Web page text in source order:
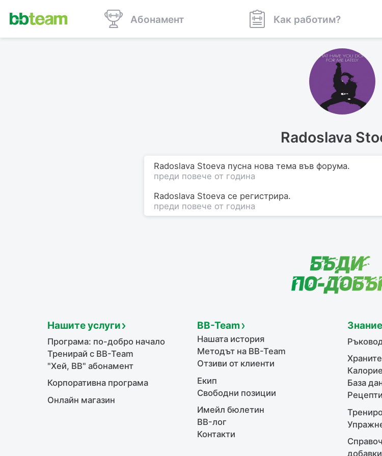
Абонамент Как работим?
Radoslava
Radoslava Stoeva пусна нова тема във форума.
преди повече от година
Radoslava Stoeva се регистрира.
преди повече от година
Нашите услуги
Програма: по-добро начало
Тренирай с BB-Team
"Хей, ВВ" абонамент
Корпоративна програма
Онлайн магазин
BB-Team
Нашата история
Методът на BB-Team
Отзиви от клиенти
Екип
Свободни позиции
Имейл бюлетин
BB-лог
Контакти
Знание
База
Рецепти
добавки